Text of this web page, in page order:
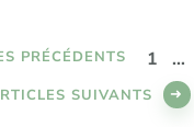
PRÉCÉDENTS PAGE
1 …
SUIVANTS